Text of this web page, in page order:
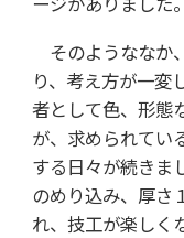
そのようななか
り、考え方が一変
者として色、形態
が、求められてい
する日々が続きま
のめり込み、厚さ
れ、技工が楽しく